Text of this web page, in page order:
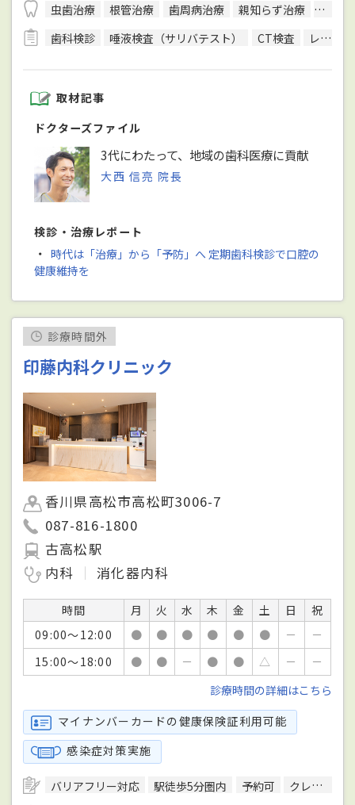
虫歯治療
根管治療 歯周病治療 親知らず治療
顎関
歯科検診
唾液検査（サリバテスト） CT検査 レントゲン検査
取材記事
ドクターズファイル
3代にわたって、地域の歯科医療に貢献
大西 信亮 院長
検診・治療レポート
・ 時代は「治療」から「予防」へ 定期歯科検診で口腔の
健康維持を
診療時間外
印藤内科クリニック
香川県高松市高松町3006-7
087-816-1800
古高松駅
内科
消化器内科
時間 月 火 水 木 金 土 日
祝
09:00～12:00
● ● ● ● ● ● －
－
15:00～18:00
● ● － ● ● △ －
－
診療時間の詳細はこちら
マイナンバーカードの健康保険証利用可能
感染症対策実施
バリアフリー対応 駅徒歩5分圏内 予約可
クレジットカード対応